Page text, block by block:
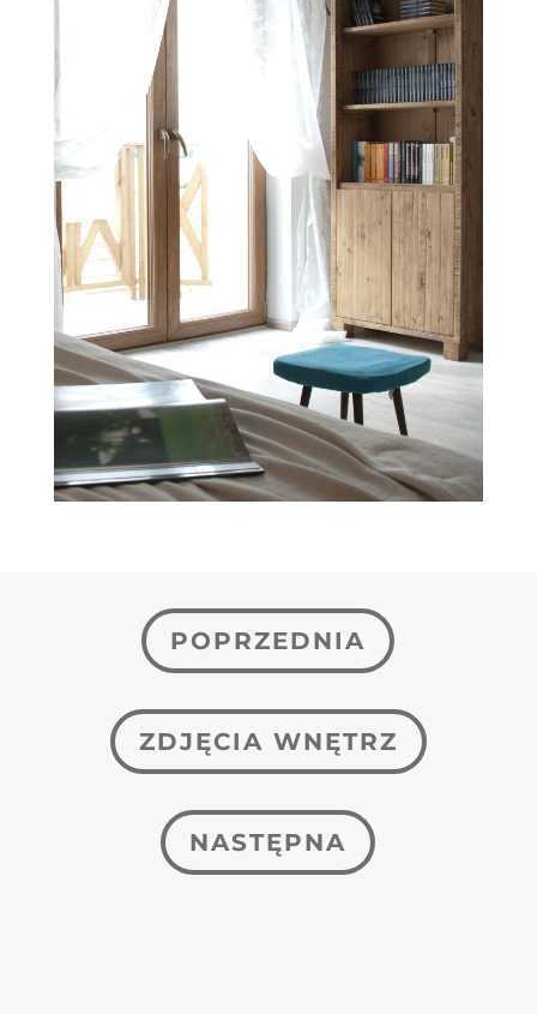
POPRZEDNIA
ZDJĘCIA WNĘTRZ
NASTĘPNA